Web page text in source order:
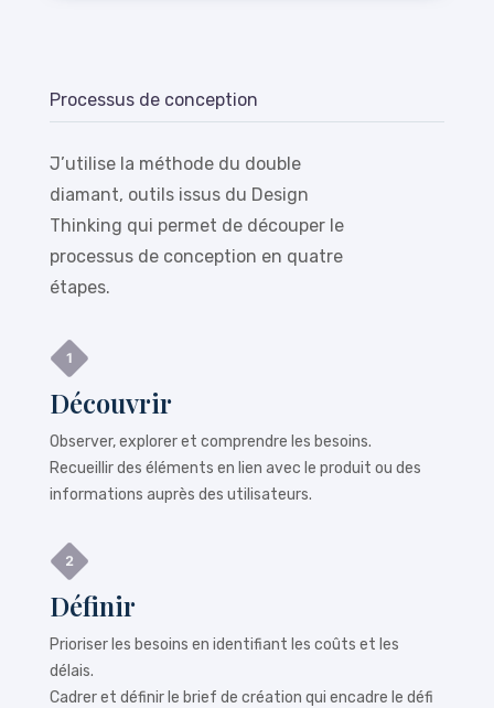
Processus de conception
J’utilise la méthode du double
diamant, outils issus du Design
Thinking qui permet de découper le
processus de conception en quatre
étapes.
Découvrir
Observer, explorer et comprendre les besoins.
Recueillir des éléments en lien avec le produit ou des
informations auprès des utilisateurs.
Définir
Prioriser les besoins en identifiant les coûts et les
délais.
Cadrer et définir le brief de création qui encadre le défi